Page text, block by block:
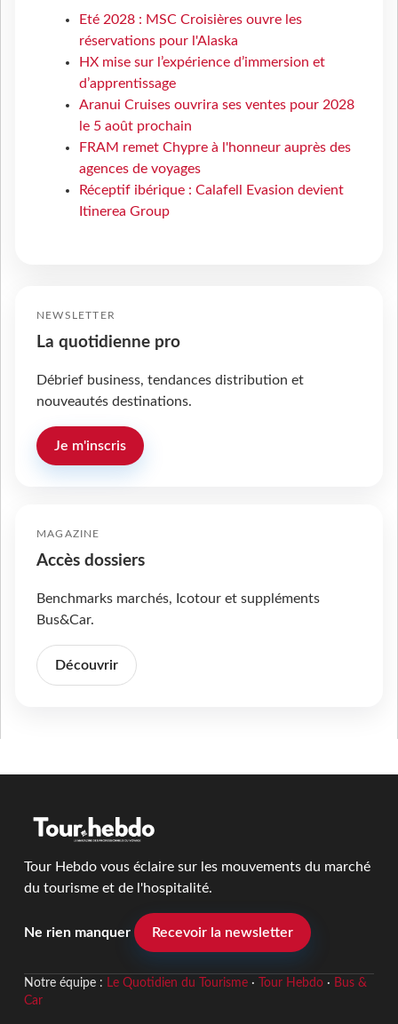
Eté 2028 : MSC Croisières ouvre les
réservations pour l'Alaska
HX mise sur l’expérience d’immersion et
d’apprentissage
Aranui Cruises ouvrira ses ventes pour 2028
le 5 août prochain
FRAM remet Chypre à l'honneur auprès des
agences de voyages
Réceptif ibérique : Calafell Evasion devient
Itinerea Group
NEWSLETTER
La quotidienne pro
Débrief business, tendances distribution et
nouveautés destinations.
Je m'inscris
MAGAZINE
Accès dossiers
Benchmarks marchés, Icotour et suppléments
Bus&Car.
Découvrir
Tour Hebdo vous éclaire sur les mouvements du marché
du tourisme et de l'hospitalité.
Ne rien manquer Recevoir la newsletter
Notre équipe : Le Quotidien du Tourisme· Tour Hebdo· Bus &
Car